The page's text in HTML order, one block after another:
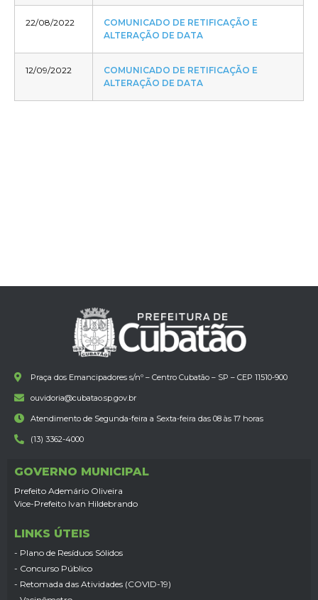
22/08/2022
COMUNICADO DE RETIFICAÇÃO E
ALTERAÇÃO DE DATA
12/09/2022
COMUNICADO DE RETIFICAÇÃO E
ALTERAÇÃO DE DATA
Praça dos Emancipadores s/nº – Centro Cubatão – SP – CEP 11510-900
ouvidoria@cubatao.sp.gov.br
Atendimento de Segunda-feira a Sexta-feira das 08 às 17 horas
(13) 3362-4000
GOVERNO MUNICIPAL
Prefeito Ademário Oliveira
Vice-Prefeito Ivan Hildebrando
LINKS ÚTEIS
- Plano de Resíduos Sólidos
- Concurso Público
- Retomada das Atividades (COVID-19)